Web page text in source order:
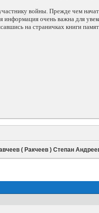
войны. Прежде чем
очень важна для
на страничках книги
( Ракчеев ) Степан